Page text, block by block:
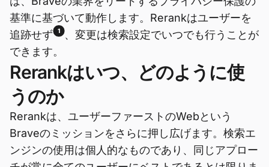
基準に基づいて動作します。Rerankはユーザーを
追跡せず
1
、変更は検索設定でいつでも行うことが
できます。
Rerankはいつ、どのように使
うのか
Rerankは、ユーザーファーストのWebという
Braveのミッションをさらに押し広げます。検索エ
ンジンの使用は個人的なものであり、同じアプロー